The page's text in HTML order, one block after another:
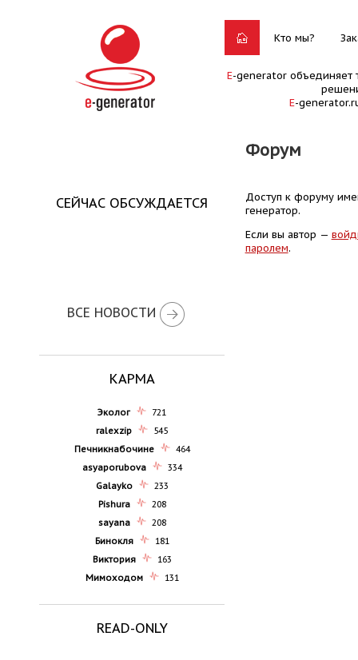
Кто мы?
E-generator объединяет
E-
Форум
СЕЙЧАС ОБСУЖДАЕТСЯ
ВСЕ НОВОСТИ
КАРМА
Эколог
721
ralexzip
545
Печникнабочине
464
asyaporubova
334
Galayko
233
Pishura
208
sayana
208
Бинокля
181
Виктория
163
Мимоходом
131
READ-ONLY
Доступ к форуму
генератор.
Если вы автор —
паролем.